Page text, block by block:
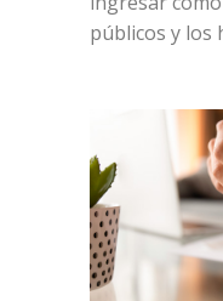
públicos y los